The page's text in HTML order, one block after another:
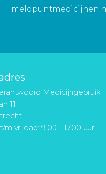
meldpuntmedicijnen.nl
Medicijngebruik
11
m vrijdag: 9.00 - 17.00 uur